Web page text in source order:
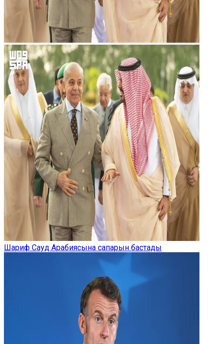
Шариф Сауд Арабиясына сапарын бастады